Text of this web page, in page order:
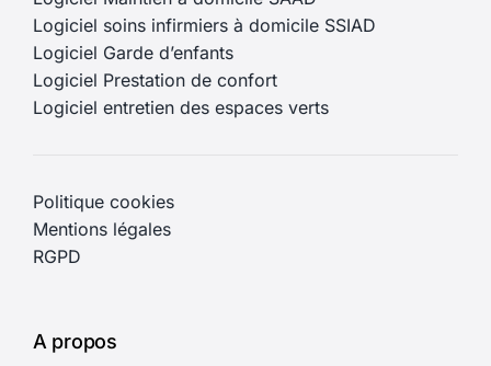
Logiciel soins infirmiers à domicile SSIAD
Logiciel Garde d’enfants
Logiciel Prestation de confort
Logiciel entretien des espaces verts
Politique cookies
Mentions légales
RGPD
A propos